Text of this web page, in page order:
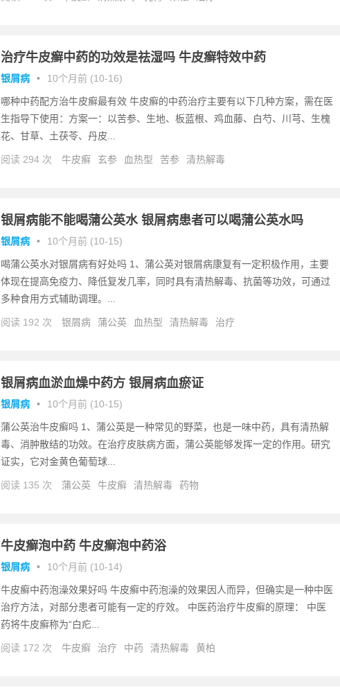
治疗牛皮癣中药的功效是祛湿吗 牛皮癣特效中药
银屑病 • 10个月前 (10-16)
哪种中药配方治牛皮癣最有效 牛皮癣的中药治疗主要有以下几种方案，需在医
生指导下使用：方案一：以苦参、生地、板蓝根、鸡血藤、白芍、川芎、生槐
花、甘草、土茯苓、丹皮...
阅读 294 次 牛皮癣 玄参 血热型 苦参 清热解毒
银屑病能不能喝蒲公英水 银屑病患者可以喝蒲公英水吗
银屑病 • 10个月前 (10-15)
喝蒲公英水对银屑病有好处吗 1、蒲公英对银屑病康复有一定积极作用，主要
体现在提高免疫力、降低复发几率，同时具有清热解毒、抗菌等功效，可通过
多种食用方式辅助调理。...
阅读 192 次 银屑病 蒲公英 血热型 清热解毒 治疗
银屑病血淤血燥中药方 银屑病血瘀证
银屑病 • 10个月前 (10-15)
蒲公英治牛皮癣吗 1、蒲公英是一种常见的野菜，也是一味中药，具有清热解
毒、消肿散结的功效。在治疗皮肤病方面，蒲公英能够发挥一定的作用。研究
证实，它对金黄色葡萄球...
阅读 135 次 蒲公英 牛皮癣 清热解毒 药物
牛皮癣泡中药 牛皮癣泡中药浴
银屑病 • 10个月前 (10-14)
牛皮癣中药泡澡效果好吗 牛皮癣中药泡澡的效果因人而异，但确实是一种中医
治疗方法，对部分患者可能有一定的疗效。 中医药治疗牛皮癣的原理： 中医
药将牛皮癣称为“白疕...
阅读 172 次 牛皮癣 治疗 中药 清热解毒 黄柏